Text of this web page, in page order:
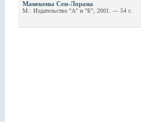
Манекены Сен-Лорана
М.: Издательство "А" и "Б", 2001. — 54 с.